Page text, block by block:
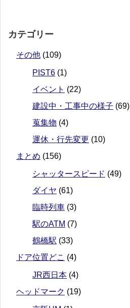
カテゴリー
その他 (109)
PIST6 (1)
イベント (22)
建設中・工事中の様子 (69)
蒐集物 (4)
運休・行先変更 (10)
まとめ (156)
シャッタースピード (49)
ダイヤ (61)
臨時列車 (3)
駅のATM (7)
鶴橋駅 (33)
ドア位置どこ (4)
JR西日本 (4)
ヘッドマーク (19)